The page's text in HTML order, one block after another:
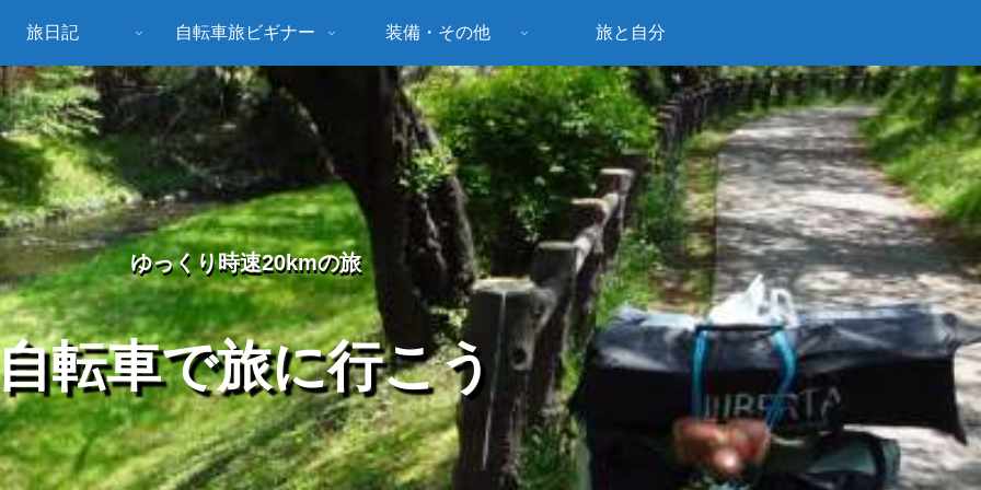
ゆっくり時速20kmの旅
転車で旅に行こう
旅日記 自転車旅ビギナー 装備・その他 旅と自分